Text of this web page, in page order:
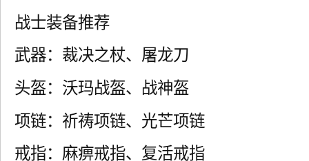
战士装备推荐
武器：裁决之杖、屠龙刀
头盔：沃玛战盔、战神盔
项链：祈祷项链、光芒项链
戒指：麻痹戒指、复活戒指